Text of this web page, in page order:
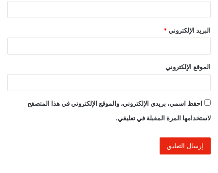
البريد الإلكتروني *
الموقع الإلكتروني
احفظ اسمي، بريدي الإلكتروني، والموقع الإلكتروني في هذا المتصفح
لاستخدامها المرة المقبلة في تعليقي.